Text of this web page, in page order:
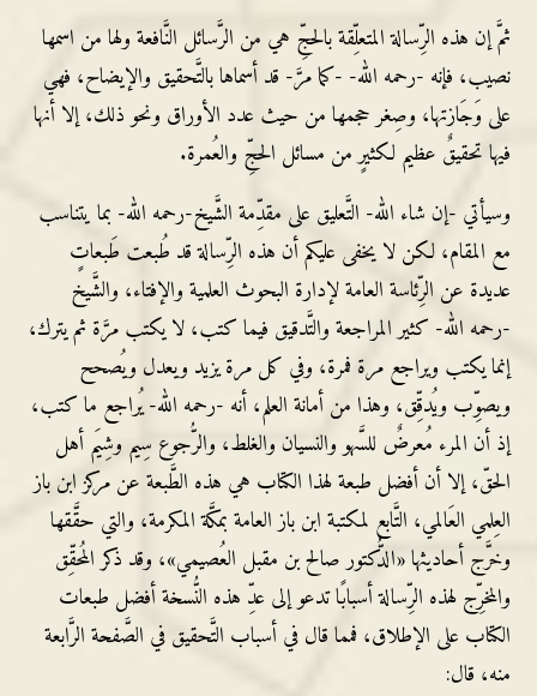
ثمَّ إن هذه الرِّسالة المتعلِّقة بالحجِّ هي من الرَّسائل النَّافعة ولها من اسمها
نصيب، فإنه -رحمه الله- -كما مرَّ- قد أسماها بالتَّحقيق والإيضاح، فهي
على وَجَازتها، وصِغر حجمها من حيث عدد الأوراق ونحو ذلك، إلا أنها
فيها تحقيقٌ عظيم لكثيرٍ من مسائل الحجِّ والعُمرة.
وسيأتي -إن شاء الله- التَّعليق على مقدِّمة الشَّيخ-رحمه الله- بما يتناسب
مع المقام، لكن لا يخفى عليكم أن هذه الرِّسالة قد طُبعت طَبعاتٍ
عديدة عن الرِّئاسة العامة لإدارة البحوث العلمية والإفتاء، والشَّيخ
-رحمه الله- كثير المراجعة والتَّدقيق فيما كتب، لا يكتب مرَّة ثم يترك،
إنما يكتب ويراجع مرة فمرة، وفي كل مرة يزيد ويعدل ويُصحح
ويصوِّب ويُدقِّق، وهذا من أمانة العلم، أنه -رحمه الله- يُراجع ما كتب،
إذ أن المرء مُعرضٌ للسَّهو والنسيان والغلط، والرُّجوع سِيم وشِيَم أهل
الحقّ، إلا أن أفضل طبعة لهذا الكتاب هي هذه الطَّبعة عن مركز ابن باز
العِلمي العَالمي، التَّابع لمكتبة ابن باز العامة بمكَّة المكرمة، والتي حقَّقها
وخرَّج أحاديثها «الدُّكتور صالح بن مقبل العُصيمي»، وقد ذكر المُحقِّق
والمخرِّج لهذه الرِّسالة أسبابًا تدعو إلى عدِّ هذه النُّسخة أفضل طبعات
الكتاب على الإطلاق، فمما قال في أسباب التَّحقيق في الصَّفحة الرَّابعة
منه، قال: